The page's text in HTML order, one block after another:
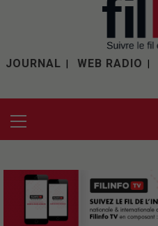
JOURNAL WEB RADIO